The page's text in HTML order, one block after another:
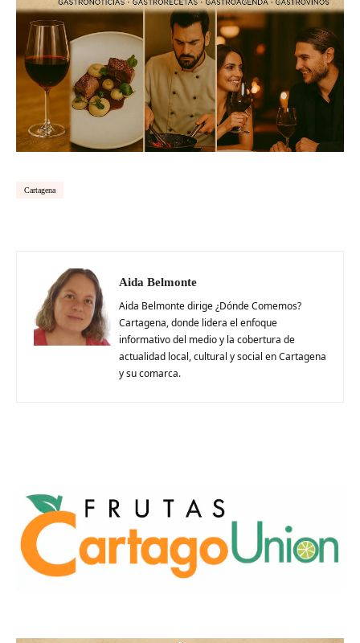
Cartagena
Aida Belmonte
Aida Belmonte dirige ¿Dónde Comemos?
Cartagena, donde lidera el enfoque
informativo del medio y la cobertura de
actualidad local, cultural y social en Cartagena
y su comarca.